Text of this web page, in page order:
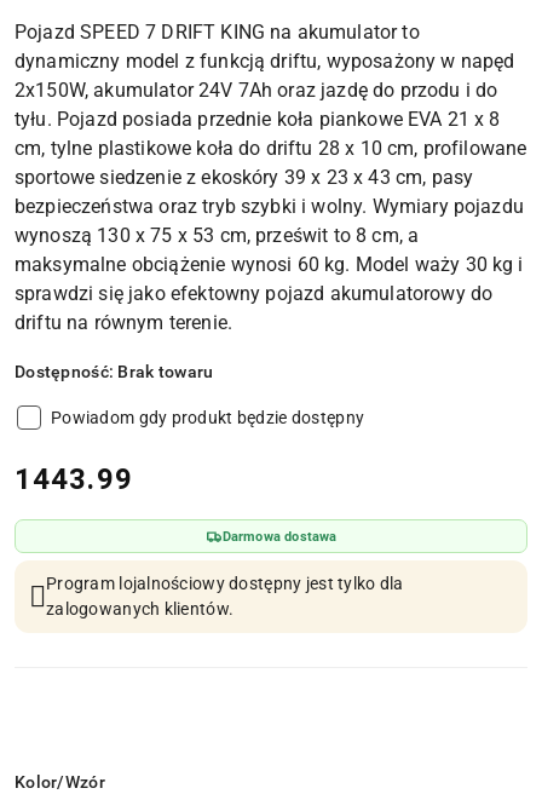
Pojazd SPEED 7 DRIFT KING na akumulator to
dynamiczny model z funkcją driftu, wyposażony w napęd
2x150W, akumulator 24V 7Ah oraz jazdę do przodu i do
tyłu. Pojazd posiada przednie koła piankowe EVA 21 x 8
cm, tylne plastikowe koła do driftu 28 x 10 cm, profilowane
sportowe siedzenie z ekoskóry 39 x 23 x 43 cm, pasy
bezpieczeństwa oraz tryb szybki i wolny. Wymiary pojazdu
wynoszą 130 x 75 x 53 cm, prześwit to 8 cm, a
maksymalne obciążenie wynosi 60 kg. Model waży 30 kg i
sprawdzi się jako efektowny pojazd akumulatorowy do
driftu na równym terenie.
Dostępność: Brak towaru
Powiadom gdy produkt będzie dostępny
cena:
1443.99
Darmowa dostawa
Program lojalnościowy dostępny jest tylko dla
zalogowanych klientów.
Wariant
Kolor/Wzór